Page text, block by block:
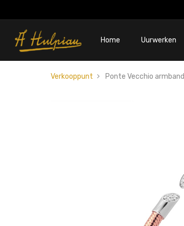
Home Uurwerken
Verkooppunt Ponte Vecchio armband